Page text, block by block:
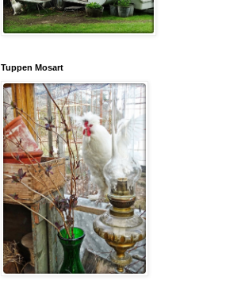
Tuppen Mosart